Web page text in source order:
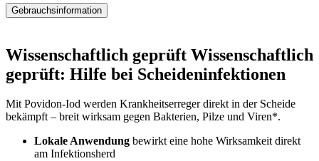
[Poly(1-vinyl-2-pyrrolidon)-Iod-Komplex] mit einem mittleren
Molekulargewicht von 44.000 und einem verfügbaren Iodgehalt von
Sonstige Bestandteile: Hartfett, Natriumacetat, hochdisperses
Siliciumdioxid (E551), mittelkettige Triglyceride.
Gebrauchsinformation
Wissenschaftlich geprüft Wissenschaftlich
geprüft: Hilfe bei Scheideninfektionen
Mit Povidon-Iod werden Krankheitserreger direkt in der Scheide
bekämpft – breit wirksam gegen Bakterien, Pilze und Viren*.
Lokale Anwendung bewirkt eine hohe Wirksamkeit direkt
am Infektionsherd